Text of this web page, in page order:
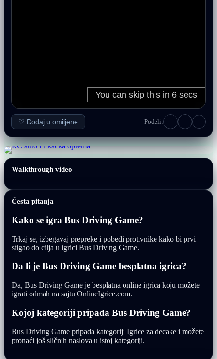
♡ Dodaj u omiljene Podeli:
Walkthrough video
Česta pitanja
Kako se igra Bus Driving Game?
Trkaj se, izbegavaj prepreke i pobedi protivnike kako bi prvi
stigao do cilja u igrici Bus Driving Game.
Da li je Bus Driving Game besplatna igrica?
Da, Bus Driving Game je besplatna online igrica koju možete
igrati odmah na sajtu OnlineIgrice.com.
Kojoj kategoriji pripada Bus Driving Game?
Bus Driving Game pripada kategoriji Igrice za decake i možete
pronaći još sličnih naslova u istoj kategoriji.